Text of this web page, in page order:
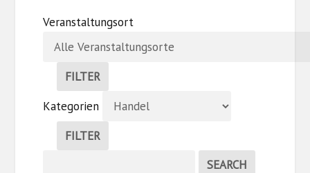
Veranstaltungsort
FILTER
V
E
R
A
Kategorien
FILTER
SEARCH